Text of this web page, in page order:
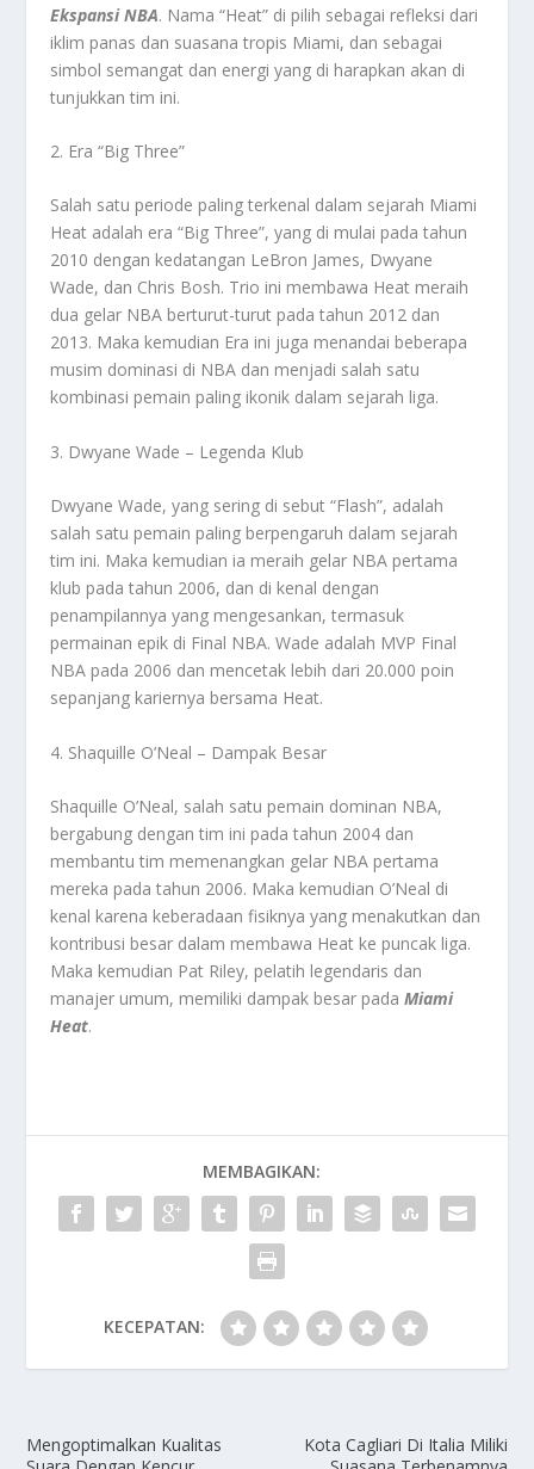
Ekspansi NBA. Nama “Heat” di pilih sebagai refleksi dari
iklim panas dan suasana tropis Miami, dan sebagai
simbol semangat dan energi yang di harapkan akan di
tunjukkan tim ini.
2. Era “Big Three”
Salah satu periode paling terkenal dalam sejarah Miami
Heat adalah era “Big Three”, yang di mulai pada tahun
2010 dengan kedatangan LeBron James, Dwyane
Wade, dan Chris Bosh. Trio ini membawa Heat meraih
dua gelar NBA berturut-turut pada tahun 2012 dan
2013. Maka kemudian Era ini juga menandai beberapa
musim dominasi di NBA dan menjadi salah satu
kombinasi pemain paling ikonik dalam sejarah liga.
3. Dwyane Wade – Legenda Klub
Dwyane Wade, yang sering di sebut “Flash”, adalah
salah satu pemain paling berpengaruh dalam sejarah
tim ini. Maka kemudian ia meraih gelar NBA pertama
klub pada tahun 2006, dan di kenal dengan
penampilannya yang mengesankan, termasuk
permainan epik di Final NBA. Wade adalah MVP Final
NBA pada 2006 dan mencetak lebih dari 20.000 poin
sepanjang kariernya bersama Heat.
4. Shaquille O’Neal – Dampak Besar
Shaquille O’Neal, salah satu pemain dominan NBA,
bergabung dengan tim ini pada tahun 2004 dan
membantu tim memenangkan gelar NBA pertama
mereka pada tahun 2006. Maka kemudian O’Neal di
kenal karena keberadaan fisiknya yang menakutkan dan
kontribusi besar dalam membawa Heat ke puncak liga.
Maka kemudian Pat Riley, pelatih legendaris dan
manajer umum, memiliki dampak besar pada Miami
Heat.
MEMBAGIKAN:
KECEPATAN:
Mengoptimalkan Kualitas
Kota Cagliari Di Italia Miliki